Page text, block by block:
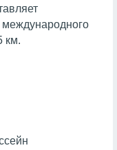
международного
км.